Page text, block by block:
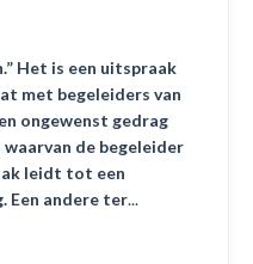
Het is een uitspraak
met begeleiders van
ongewenst gedrag
de begeleider
leidt tot een
Een andere ter...